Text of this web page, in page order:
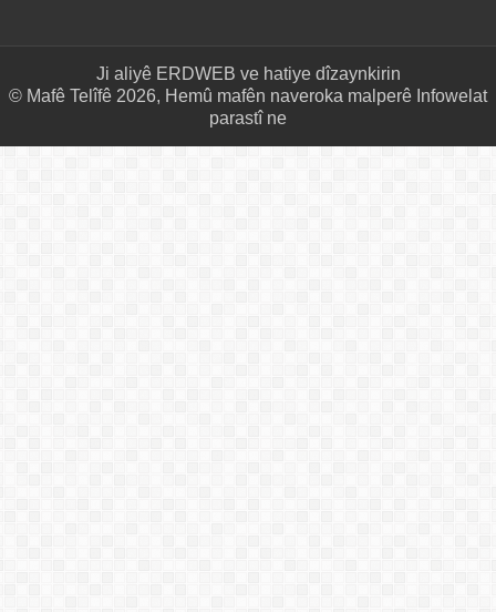
Ji aliyê ERDWEB ve hatiye dîzaynkirin
© Mafê Telîfê 2026, Hemû mafên naveroka malperê Infowelat
parastî ne